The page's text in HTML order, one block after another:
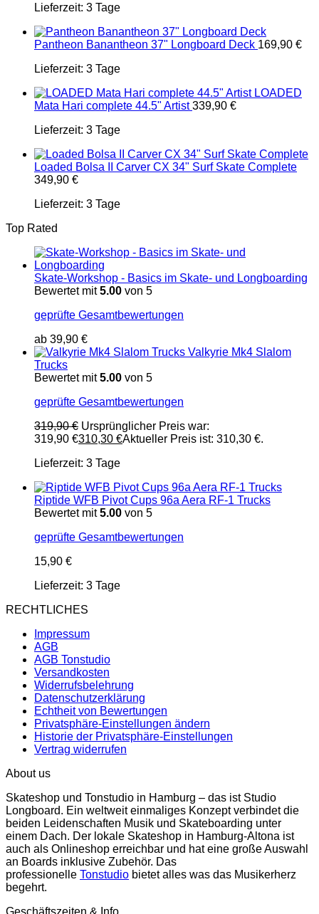
Lieferzeit: 3 Tage
Pantheon Banantheon 37" Longboard Deck 169,90 €
Lieferzeit: 3 Tage
LOADED
Mata Hari complete 44.5" Artist 339,90 €
Lieferzeit: 3 Tage
Loaded Bolsa II Carver CX 34" Surf Skate Complete
349,90 €
Lieferzeit: 3 Tage
Top Rated
Skate-Workshop - Basics im Skate- und Longboarding
Bewertet mit5.00 von 5
geprüfte Gesamtbewertungen
ab 39,90 €
Valkyrie Mk4 Slalom
Trucks
Bewertet mit5.00 von 5
geprüfte Gesamtbewertungen
319,90€ Ursprünglicher Preis war:
319,90 €310,30 €Aktueller Preis ist: 310,30 €.
Lieferzeit: 3 Tage
Riptide WFB Pivot Cups 96a Aera RF-1 Trucks
Bewertet mit5.00 von 5
geprüfte Gesamtbewertungen
15,90 €
Lieferzeit: 3 Tage
RECHTLICHES
Impressum
AGB
AGB Tonstudio
Versandkosten
Widerrufsbelehrung
Datenschutzerklärung
Echtheit von Bewertungen
Privatsphäre-Einstellungen ändern
Historie der Privatsphäre-Einstellungen
Vertrag widerrufen
About us
Skateshop und Tonstudio in Hamburg – das ist Studio
Longboard. Ein weltweit einmaliges Konzept verbindet die
beiden Leidenschaften Musik und Skateboarding unter
einem Dach. Der lokale Skateshop in Hamburg-Altona ist
auch als Onlineshop erreichbar und hat eine große Auswahl
an Boards inklusive Zubehör. Das
professionelle Tonstudio bietet alles was das Musikerherz
begehrt.
Geschäftszeiten & Info